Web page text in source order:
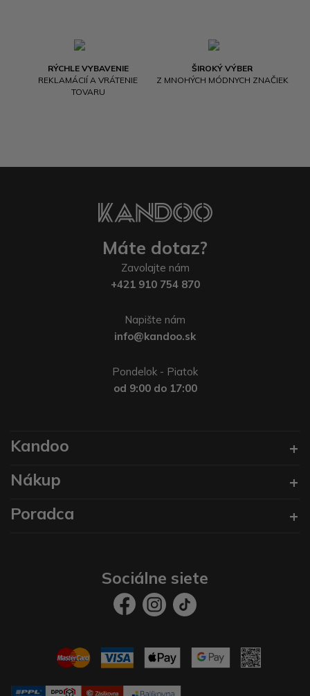
RÝCHLE VYBAVENIE
REKLAMÁCIÍ A VRÁTENIE
TOVARU
ŠIROKÝ VÝBER
Z MNOHÝCH MÓDNYCH ZNAČIEK
Máte dotaz?
Zavolajte nám
+421 910 754 870
Napište nám
info@kandoo.sk
Pondelok - Piatok
od 9:00 do 17:00
Kandoo
Nákup
Poradca
Sociálne siete